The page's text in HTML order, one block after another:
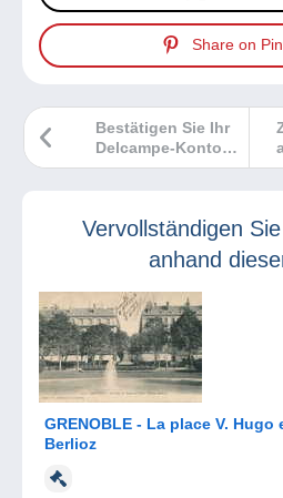
Share on
Bestätigen Sie Ihr
Delcampe-Konto
sofort und
Vervollständigen
anhand
GRENOBLE - La place V.
Berlioz